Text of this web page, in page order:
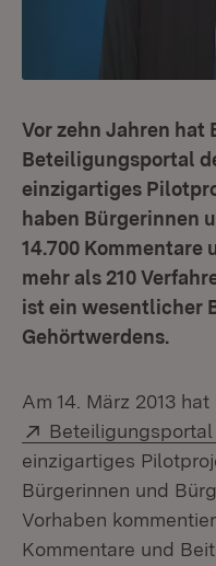
Vor zehn Jahren hat
Beteiligungsportal
einzigartiges
haben Bürgerinnen
14.700
mehr als 210
ist ein wesentlicher
Gehörtwerdens.
Am 14. März 2013
Extern:
einzigartiges
Bürgerinnen und
Vorhaben
Kommentare und